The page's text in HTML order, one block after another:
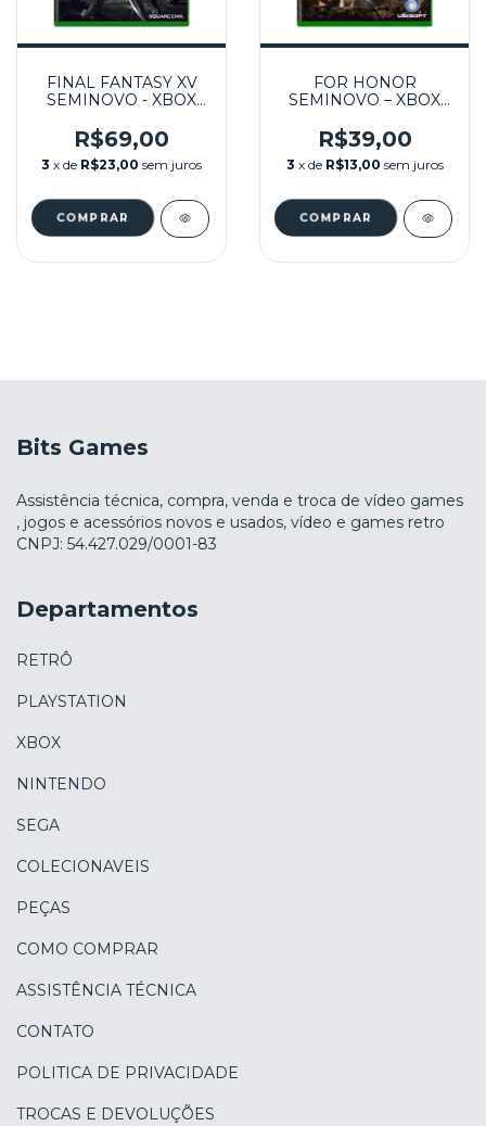
FINAL FANTASY XV
SEMINOVO - XBOX
R$69,00
3 x de R$23,00 sem juros
FOR HONOR
SEMINOVO – XBOX
R$39,00
3 x de R$13,00 sem juros
Bits Games
Assistência técnica, compra, venda e troca de vídeo games
, jogos e acessórios novos e usados, vídeo e games retro
CNPJ: 54.427.029/0001-83
Departamentos
RETRÔ
PLAYSTATION
XBOX
NINTENDO
SEGA
COLECIONAVEIS
PEÇAS
COMO COMPRAR
ASSISTÊNCIA TÉCNICA
CONTATO
POLITICA DE PRIVACIDADE
TROCAS E DEVOLUÇÕES